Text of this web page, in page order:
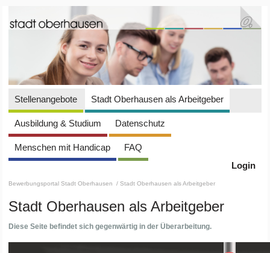
Stellenangebote Stadt Oberhausen als Arbeitgeber
Ausbildung & Studium Datenschutz
Menschen mit Handicap
FAQ
Login
Bewerbungsportal Stadt Oberhausen / Stadt Oberhausen als Arbeitgeber
Stadt Oberhausen als Arbeitgeber
Diese Seite befindet sich gegenwärtig in der Überarbeitung.